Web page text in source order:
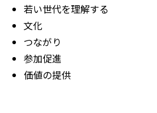
若い世代を理解する
文化
つながり
参加促進
価値の提供